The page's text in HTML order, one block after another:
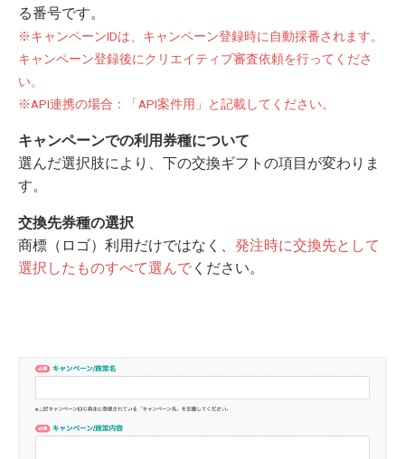
る番号です。
※キャンペーンIDは、キャンペーン登録時に自動採番されます。
キャンペーン登録後にクリエイティブ審査依頼を行ってくださ
い。
※API連携の場合：「API案件用」と記載してください。
キャンペーンでの利用券種について
選んだ選択肢により、下の交換ギフトの項目が変わりま
す。
交換先券種の選択
商標（ロゴ）利用だけではなく、 発注時に交換先として
選択したものすべて選んで ください。